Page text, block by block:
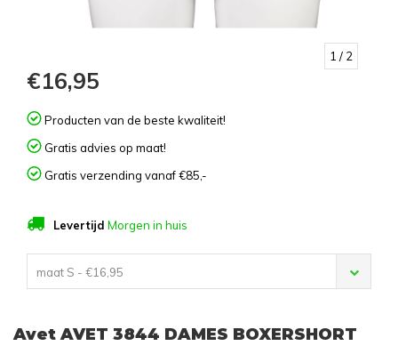
1 / 2
€16,95
Producten van de beste kwaliteit!
Gratis advies op maat!
Gratis verzending vanaf €85,-
Levertijd Morgen in huis
maat S - €16,95
Avet AVET 3844 DAMES BOXERSHORT